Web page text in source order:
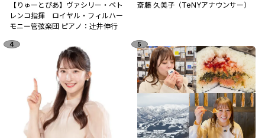
【りゅーとぴあ】ヴァシリー・ペト
レンコ指揮 ロイヤル・フィルハー
モニー管弦楽団 ピアノ：辻󠄀井伸行
斎藤 久美子（TeNYアナウンサー）